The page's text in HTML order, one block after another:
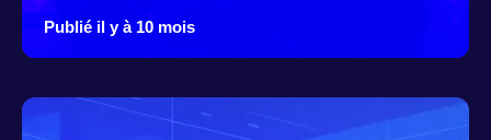
Publié il y à 10 mois